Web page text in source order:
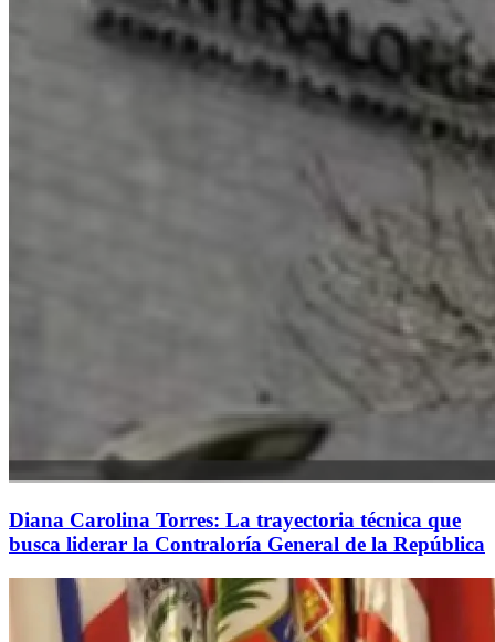
Diana Carolina Torres: La trayectoria técnica que
busca liderar la Contraloría General de la República